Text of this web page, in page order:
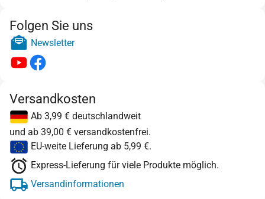
Folgen Sie uns
Newsletter
Versandkosten
Ab 3,99 € deutschlandweit
und ab 39,00 € versandkostenfrei.
EU-weite Lieferung ab 5,99 €.
Express-Lieferung für viele Produkte möglich.
Versandinformationen